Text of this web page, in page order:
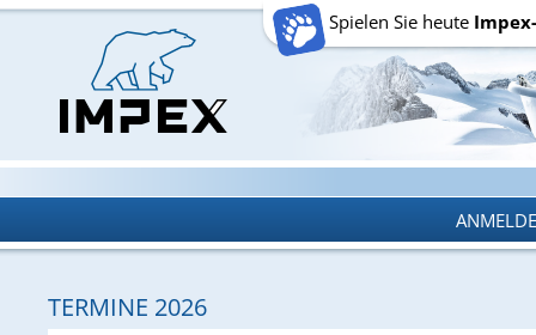
Spielen Sie heute
TERMINE 2026